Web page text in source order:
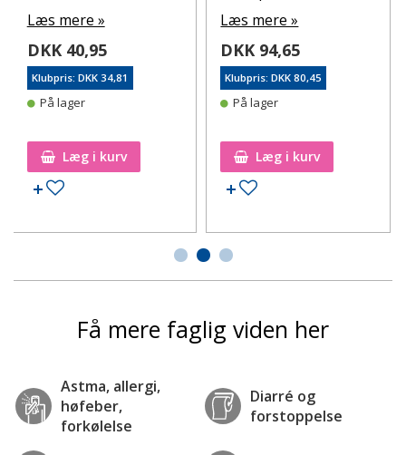
Læs mere »
DKK 40,95
Klubpris: DKK 34,81
På lager
Læg i kurv
Tilføj til ønskeseddel
Læs mere »
DKK 94,65
Klubpris: DKK 80,45
På lager
Læg i kurv
Tilføj til ønskeseddel
Få mere faglig viden her
Astma, allergi,
høfeber,
forkølelse
Diarré og
forstoppelse